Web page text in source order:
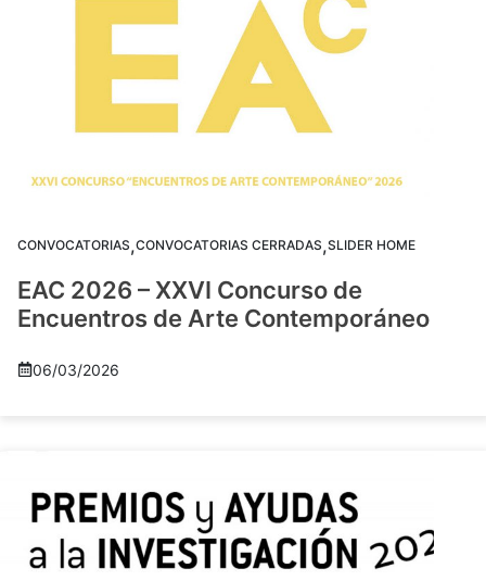
CONVOCATORIAS,CONVOCATORIAS CERRADAS,SLIDER HOME
EAC 2026 – XXVI Concurso de
Encuentros de Arte Contemporáneo
06/03/2026